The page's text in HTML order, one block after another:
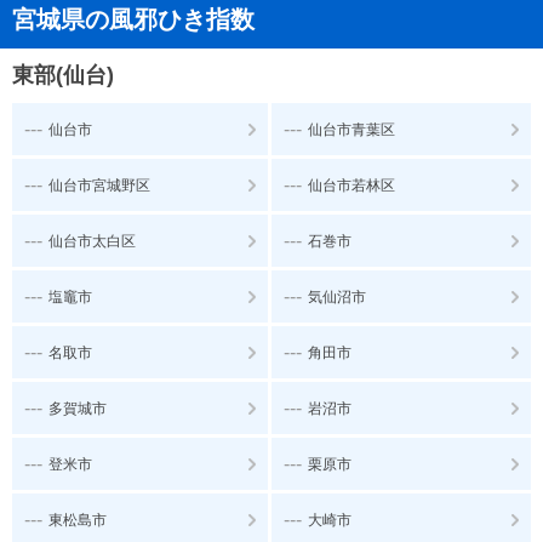
宮城県の風邪ひき指数
東部(仙台)
--- 仙台市 --- 仙台市青葉区
--- 仙台市宮城野区 --- 仙台市若林区
--- 仙台市太白区 --- 石巻市
--- 塩竈市 --- 気仙沼市
--- 名取市 --- 角田市
--- 多賀城市 --- 岩沼市
--- 登米市 --- 栗原市
--- 東松島市 --- 大崎市